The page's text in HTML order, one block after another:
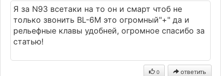
Я за N93 всетаки на то он и смарт чтоб не
только звонить BL-6M это огромный"+" да и
рельефные клавы удобней, огромное спасибо за
статью!
0 ответить